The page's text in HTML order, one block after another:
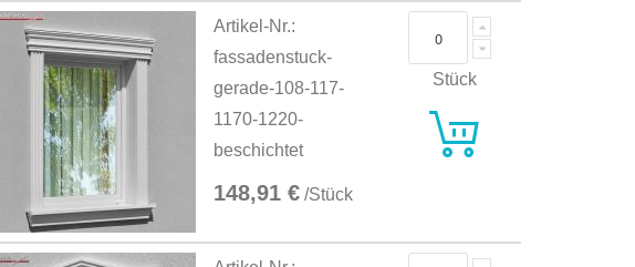
Artikel-Nr.:
fassadenstuck-
gerade-108-117-
1170-1220-
beschichtet
148,91 € /Stück
Stück